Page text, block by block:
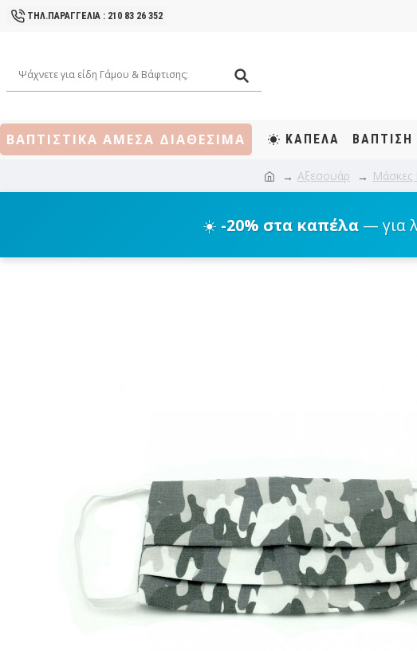
ΤΗΛ.ΠΑΡΑΓΓΕΛΙΑ : 210 83 26 352
ΒΑΠΤΙΣΤΙΚΑ ΑΜΕΣΑ ΔΙΑΘΕΣΙΜΑ ΚΑΠΕΛΑ ΒΆΠΤΙΣΗ
Αξεσουάρ
☀️ -20% στα καπέλα — για